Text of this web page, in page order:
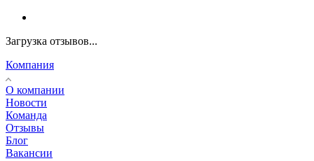
Загрузка отзывов...
Компания
О компании
Новости
Команда
Отзывы
Блог
Вакансии